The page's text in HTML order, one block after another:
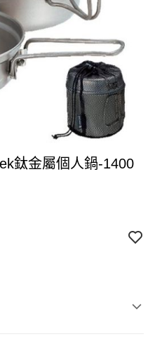
鈦金屬個人鍋-1400